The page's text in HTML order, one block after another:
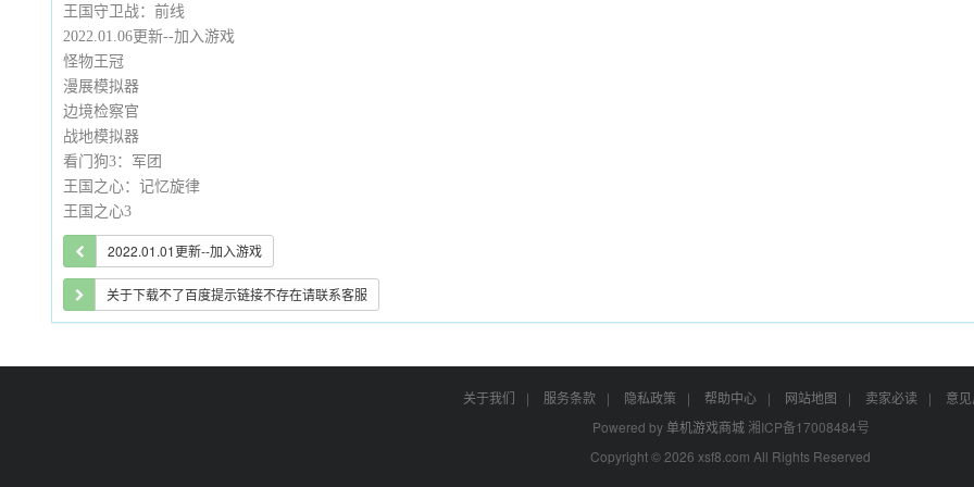
王国守卫战：前线
2022.01.06更新--加入游戏
怪物王冠
漫展模拟器
边境检察官
战地模拟器
看门狗3：军团
王国之心：记忆旋律
王国之心3
2022.01.01更新--加入游戏
关于下载不了百度提示链接不存在请联系客服
关于我们 | 服务条款 | 隐私政策 | 帮助中心 | 网站地图 | 卖家必读 |
意
Powered by单机游戏商城湘ICP备17008484号
Copyright © 2026 xsf8.com All Rights Reserved